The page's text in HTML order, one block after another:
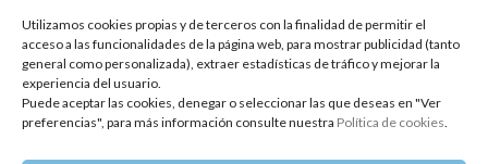
Utilizamos cookies propias y de terceros con la finalidad de permitir el
acceso a las funcionalidades de la página web, para mostrar publicidad (tanto
general como personalizada), extraer estadísticas de tráfico y mejorar la
experiencia del usuario.
Puede aceptar las cookies, denegar o seleccionar las que deseas en "Ver
preferencias", para más información consulte nuestra Política de cookies.
Política de privacidad Aviso legal | Política de cookies